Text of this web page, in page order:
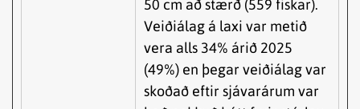
50 cm að stærð (559 fiskar).
Veiðiálag á laxi var metið
vera alls 34% árið 2025
(49%) en þegar veiðiálag var
skoðað eftir sjávarárum var